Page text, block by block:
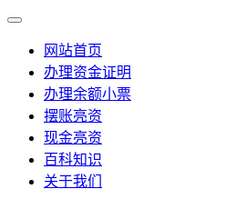
网站首页
办理资金证明
办理余额小票
摆账亮资
现金亮资
百科知识
关于我们